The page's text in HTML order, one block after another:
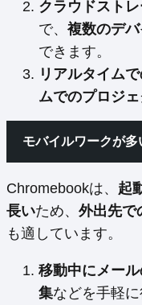
クラウドスト
で、 複数のデ
できます。
リアルタイム
ムでのプロジ
モバイルワークが
Chromebookは、 起
長いため、 外出先で
も適しています。
移動中にメー
集などを手軽に